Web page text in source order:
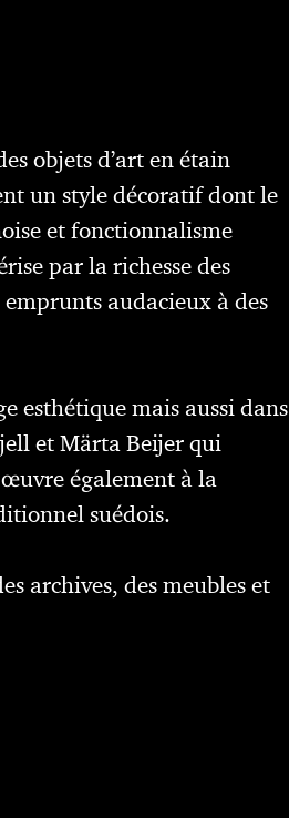
objets d’art en étain
un style décoratif dont le
et fonctionnalisme
par la richesse des
audacieux à des
esthétique mais aussi dans
et Märta Beijer qui
également à la
suédois.
archives, des meubles et